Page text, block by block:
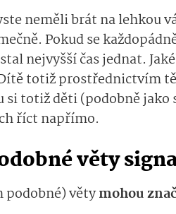
neměli brát na lehkou
Pokud se
nejvyšší čas jednat.
totiž prostřednictvím
si totiž děti (podobně jako
říct napřímo.
věty
podobné) větymohou